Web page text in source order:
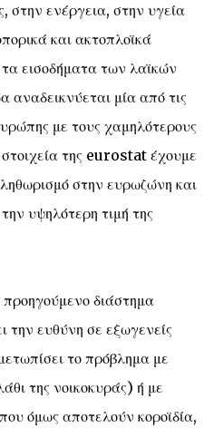
στην ενέργεια, στην υγεία
και ακτοπλοϊκά
εισοδήματα των λαϊκών
αναδεικνύεται μία από τις
με τους χαμηλότερους
της eurostat έχουμε
στην ευρωζώνη και
υψηλότερη τιμή της
διάστημα
ευθύνη σε εξωγενείς
το πρόβλημα με
της νοικοκυράς) ή με
όμως αποτελούν κοροϊδία,